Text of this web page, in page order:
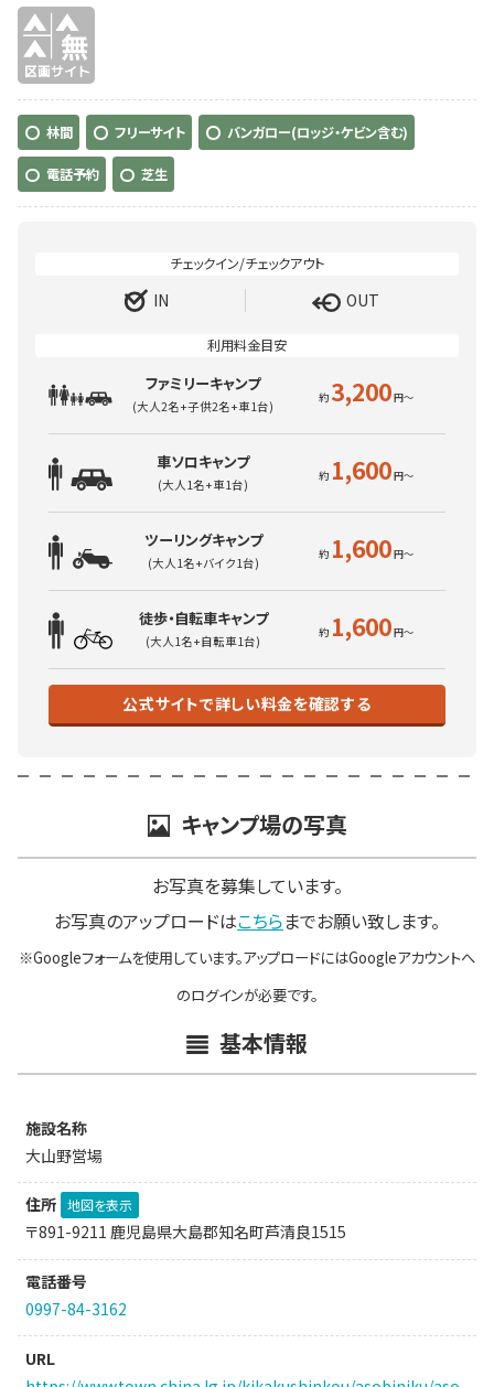
無
林間 フリーサイト バンガロー(ロッジ・ケビン含む)
電話予約 芝生
IN OUT
ファミリーキャンプ
(大人2名+子供2名+車1台) 3,200
車ソロキャンプ
(大人1名+車1台) 1,600
ツーリングキャンプ
(大人1名+バイク1台) 1,600
徒歩・自転車キャンプ
(大人1名+自転車1台) 1,600
公式サイトで詳しい料金を確認する
キャンプ場の写真
お写真を募集しています。
お写真のアップロードはこちらまでお願い致します。
※Googleフォームを使用しています。アップロードにはGoogleアカウントへ
のログインが必要です。
基本情報
施設名称
大山野営場
住所 地図を表示
〒891-9211 鹿児島県大島郡知名町芦清良1515
電話番号
0997-84-3162
URL